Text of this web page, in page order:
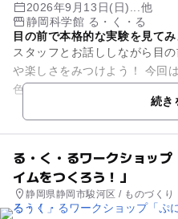
2026年9月13日(日)...他
静岡科学館 る・く・る
目の前で本格的な実験を見てみ
スタッフとお話ししながら目
や楽しさをみつけよう！ 今回は「魔法みたい！色変わり実験」
色が変わる実験を見てみよう
続き
る・く・るワークショッ
イムをつくろう！」
静岡県静岡市駿河区 / ものづくり